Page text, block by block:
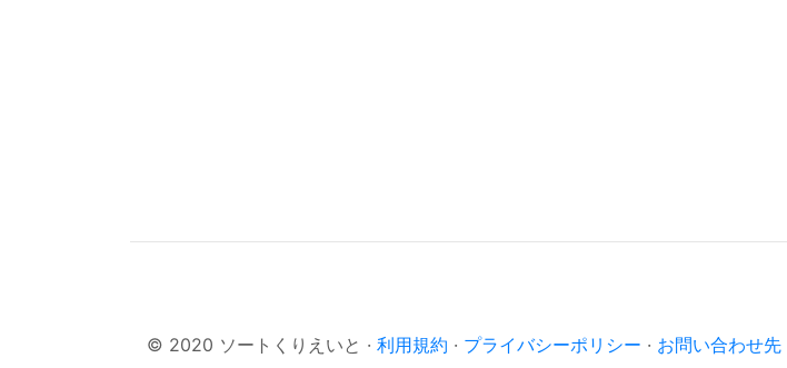
© 2020 ソートくりえいと · 利用規約 · プライバシーポリシー · お問い合わせ先